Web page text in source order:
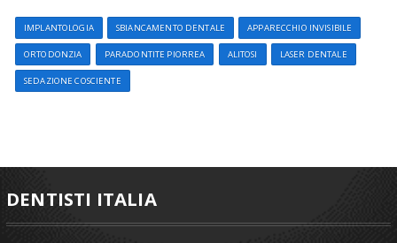
IMPLANTOLOGIA SBIANCAMENTO DENTALE APPARECCHIO INVISIBILE
ORTODONZIA PARADONTITE PIORREA ALITOSI LASER DENTALE
SEDAZIONE COSCIENTE
DENTISTI ITALIA